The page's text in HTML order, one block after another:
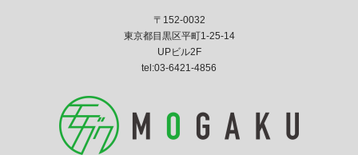
〒152-0032
東京都目黒区平町1-25-14
UPビル2F
tel:03-6421-4856